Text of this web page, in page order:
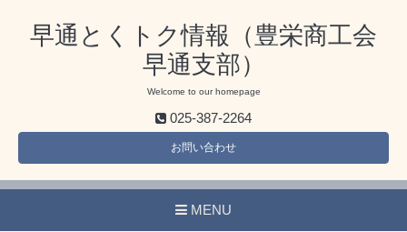
早通とくトク情報（豊栄商工会
早通支部）
Welcome to our homepage
025-387-2264
お問い合わせ
MENU